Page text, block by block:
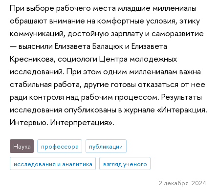
При выборе рабочего места младшие миллениалы
обращают внимание на комфортные условия, этику
коммуникаций, достойную зарплату и саморазвитие
— выяснили Елизавета Балацюк и Елизавета
Кресникова, социологи Центра молодежных
исследований. При этом одним миллениалам важна
стабильная работа, другие готовы отказаться от нее
ради контроля над рабочим процессом. Результаты
исследования опубликованы в журнале «Интеракция.
Интервью. Интерпретация».
Наука профессора
публикации
исследования и аналитика
взгляд ученого
2 декабря 2024